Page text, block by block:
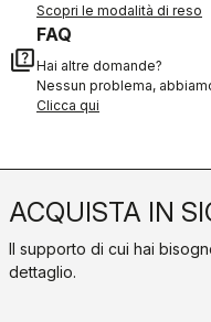
Scopri le modalità di reso
quiz
FAQ
Hai altre domande?
Nessun problema,
Clicca qui
ACQUISTA IN
Il supporto di cui hai
dettaglio.